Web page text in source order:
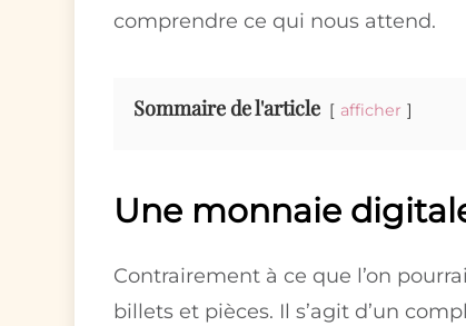
comprendre ce qui nous attend.
Sommaire de l'article afficher
Une monnaie
Contrairement à ce que l’on
billets et pièces. Il s’agit d’un